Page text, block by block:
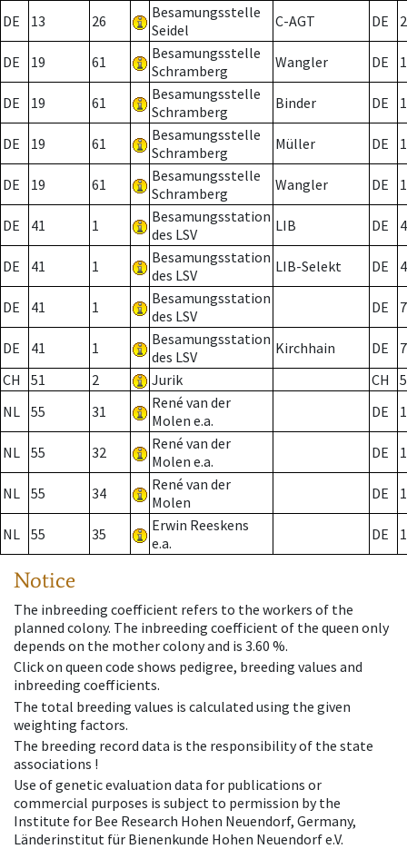
DE 13 26
Besamungsstelle
Seidel
C-AGT DE 2
DE 19 61
Besamungsstelle
Schramberg
Wangler DE
DE 19 61
Besamungsstelle
Schramberg
Binder DE 1
DE 19 61
Besamungsstelle
Schramberg
Müller DE
DE 19 61
Besamungsstelle
Schramberg
Wangler DE
DE 41 1
Besamungsstation
des LSV
LIB DE
DE 41 1
Besamungsstation
des LSV
LIB-Selekt DE
DE 41 1
Besamungsstation
des LSV
DE 7
DE 41 1
Besamungsstation
des LSV
Kirchhain DE
7
CH
51 2 Jurik CH
NL 55 31
René van der
Molen e.a.
DE
NL 55 32
René van der
Molen e.a.
DE
NL 55 34
René van der
Molen
DE
NL 55 35
Erwin Reeskens
e.a.
DE
Notice
The inbreeding coefficient refers to the workers of the
planned colony. The inbreeding coefficient of the queen only
depends on the mother colony and is 3.60 %.
Click on queen code shows pedigree, breeding values and
inbreeding coefficients.
The total breeding values is calculated using the given
weighting factors.
The breeding record data is the responsibility of the state
associations !
Use of genetic evaluation data for publications or
commercial purposes is subject to permission by the
Institute for Bee Research Hohen Neuendorf, Germany,
Länderinstitut für Bienenkunde Hohen Neuendorf e.V.